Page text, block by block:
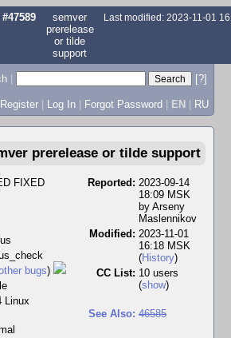
semver
prerelease
or tilde
support
Last modified: 2023-11-01
|
[?]
Register | Log In | Forgot Password | EN | RU
prerelease or tilde support
FIXED
bugs)
Linux
Reported: 2023-09-14
18:09 MSK
by Arseny
Maslennikov
Modified: 2023-11-01
16:18 MSK
(History)
CC List: 10 users
(show)
See Also: 46585